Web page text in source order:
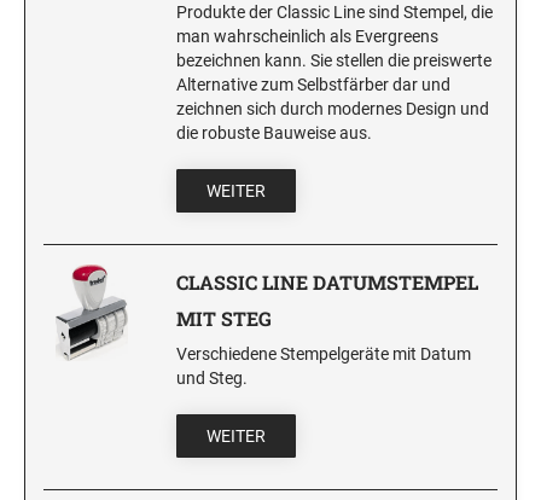
Produkte der Classic Line sind Stempel, die
man wahrscheinlich als Evergreens
bezeichnen kann. Sie stellen die preiswerte
Alternative zum Selbstfärber dar und
zeichnen sich durch modernes Design und
die robuste Bauweise aus.
WEITER
CLASSIC LINE DATUMSTEMPEL
MIT STEG
Verschiedene Stempelgeräte mit Datum
und Steg.
WEITER